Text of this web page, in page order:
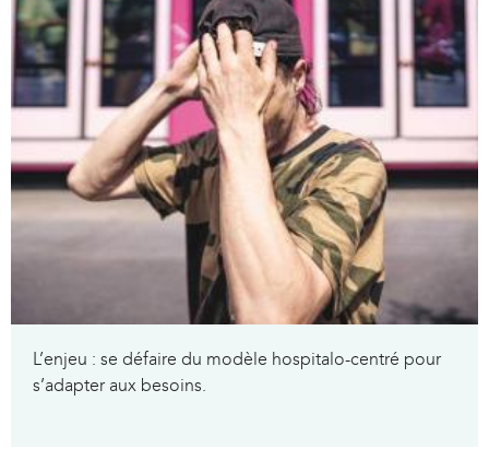
L’enjeu : se défaire du modèle hospitalo-centré pour
s’adapter aux besoins.